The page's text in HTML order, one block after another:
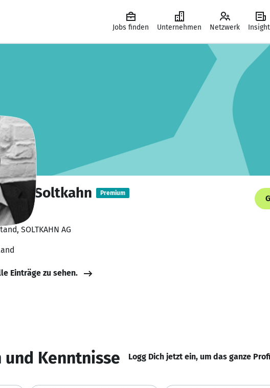
Jobs finden Unternehmen Netzwerk
Soltkahn Premium
SOLTKAHN AG
Einträge zu sehen.
Kenntnisse Logg Dich jetzt ein, um das ganze